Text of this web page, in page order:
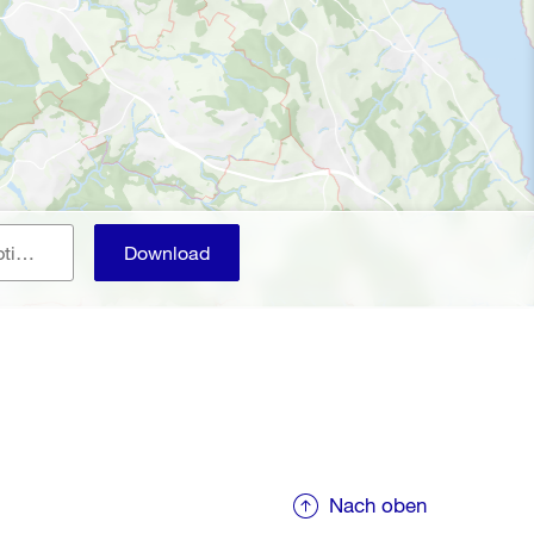
E-Mail (Benachrichtigung, optional) Download
Nach oben